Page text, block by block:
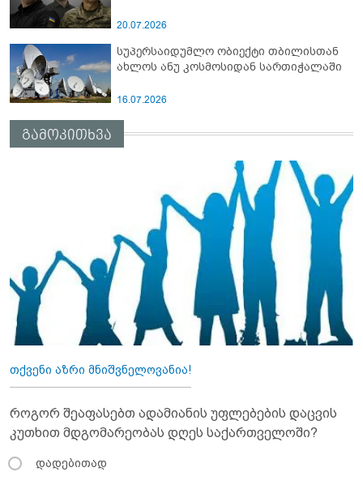
20.07.2026
სუპერსაიდუმლო ობიექტი თბილისთან
ახლოს ანუ კოსმოსიდან სართიჭალაში
16.07.2026
გამოკითხვა
თქვენი აზრი მნიშვნელოვანია!
როგორ შეაფასებთ ადამიანის უფლებების დაცვის
კუთხით მდგომარეობას დღეს საქართველოში?
დადებითად